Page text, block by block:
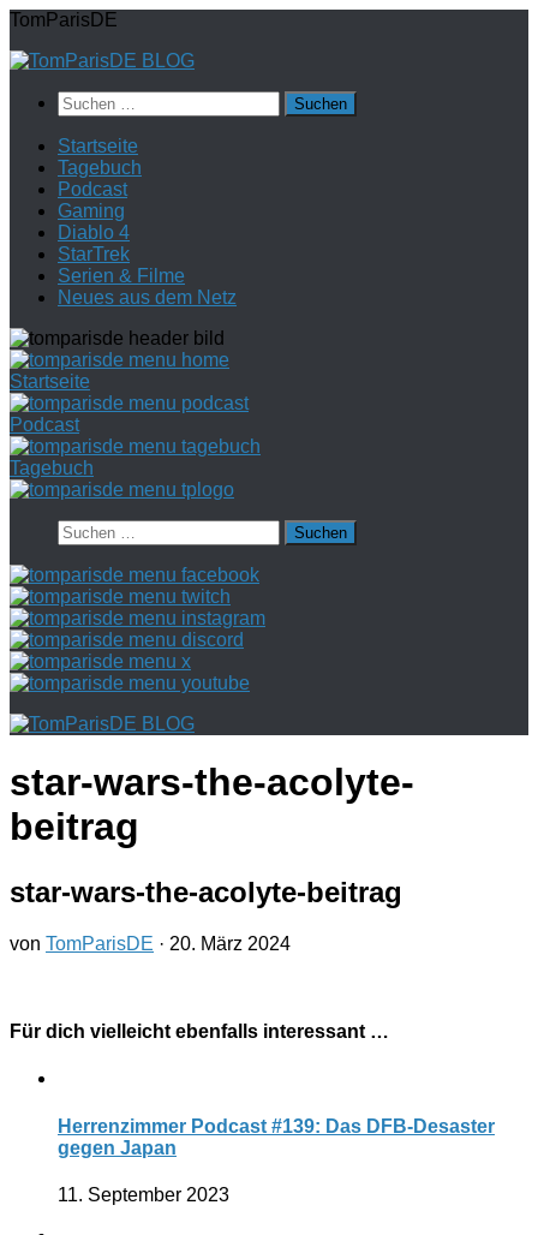
Zum
springen
TomParisDE
Suchen
nach:
Startseite
Tagebuch
Podcast
Gaming
Diablo 4
StarTrek
Serien & Filme
Neues aus dem Netz
Startseite
Podcast
Tagebuch
Suchen
nach:
star-wars-the-acolyte-
beitrag
star-wars-the-acolyte-beitrag
von TomParisDE · 20. März 2024
Für dich vielleicht ebenfalls interessant …
Herrenzimmer Podcast #139: Das DFB-Desaster
gegen Japan
11. September 2023